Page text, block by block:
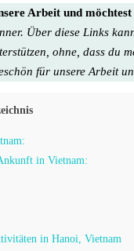
Arbeit und
Über diese Links
ohne, dass du
für unsere Arbeit
in Vietnam:
in Hanoi, Vietnam